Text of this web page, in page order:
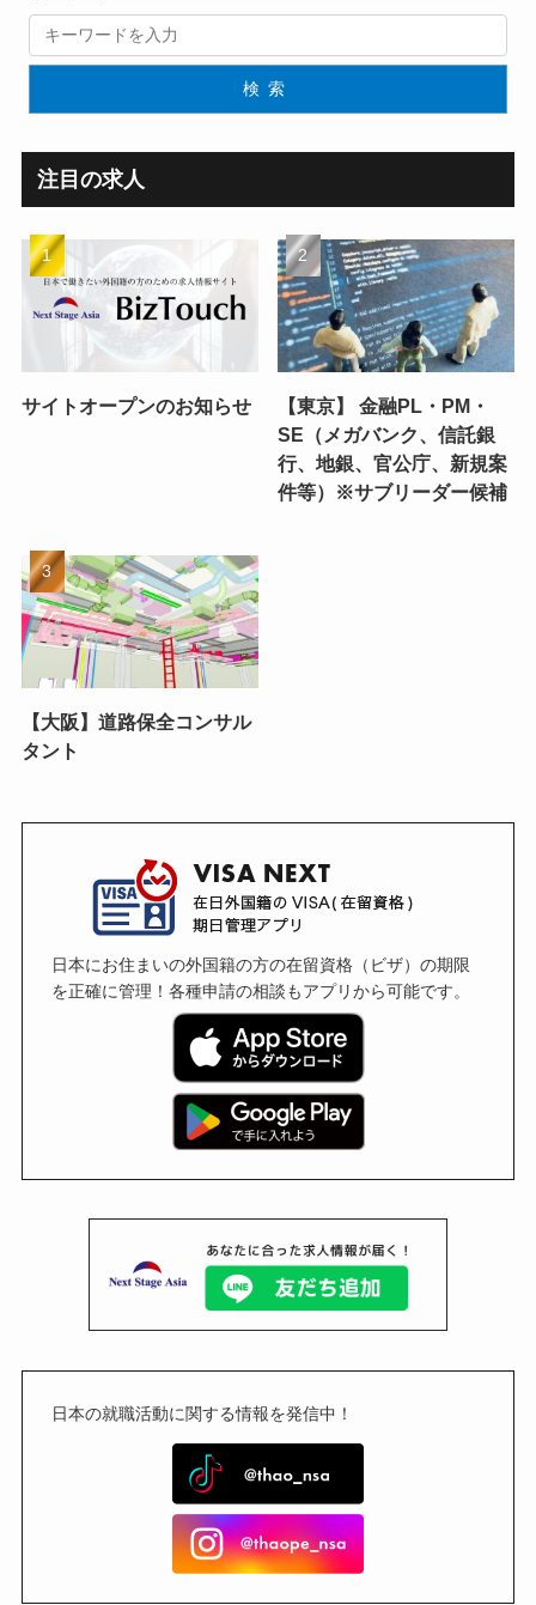
検索
注目の求人
サイトオープンのお知らせ
【東京】 金融PL・PM・
SE（メガバンク、信託銀
行、地銀、官公庁、新規案
件等）※サブリーダー候補
【大阪】道路保全コンサル
タント
日本にお住まいの外国籍の方の在留資格（ビザ）の期限
を正確に管理！各種申請の相談もアプリから可能です。
日本の就職活動に関する情報を発信中！